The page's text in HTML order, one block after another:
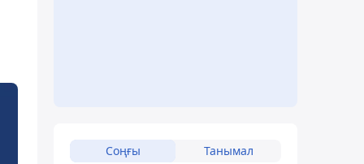
Соңғы Танымал